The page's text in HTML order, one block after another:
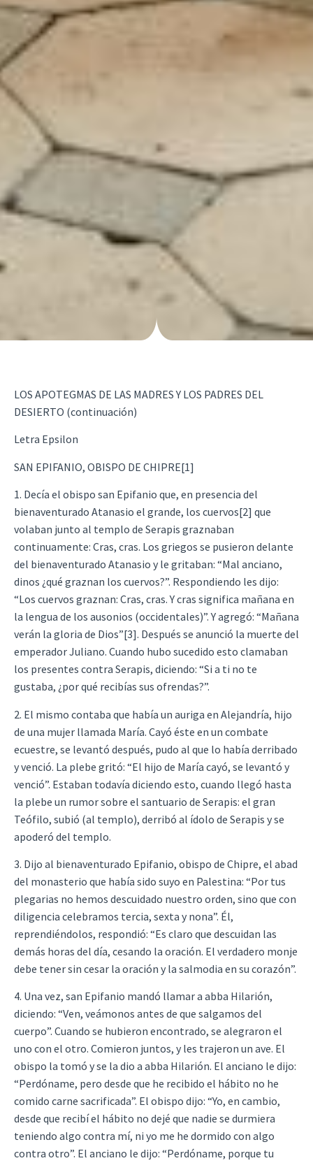
LOS APOTEGMAS DE LAS MADRES Y LOS PADRES DEL
DESIERTO (continuación)
Letra Epsilon
SAN EPIFANIO, OBISPO DE CHIPRE[1]
1. Decía el obispo san Epifanio que, en presencia del
bienaventurado Atanasio el grande, los cuervos[2] que
volaban junto al templo de Serapis graznaban
continuamente: Cras, cras. Los griegos se pusieron delante
del bienaventurado Atanasio y le gritaban: “Mal anciano,
dinos ¿qué graznan los cuervos?”. Respondiendo les dijo:
“Los cuervos graznan: Cras, cras. Y cras significa mañana en
la lengua de los ausonios (occidentales)”. Y agregó: “Mañana
verán la gloria de Dios”[3]. Después se anunció la muerte del
emperador Juliano. Cuando hubo sucedido esto clamaban
los presentes contra Serapis, diciendo: “Si a ti no te
gustaba, ¿por qué recibías sus ofrendas?”.
2. El mismo contaba que había un auriga en Alejandría, hijo
de una mujer llamada María. Cayó éste en un combate
ecuestre, se levantó después, pudo al que lo había derribado
y venció. La plebe gritó: “El hijo de María cayó, se levantó y
venció”. Estaban todavía diciendo esto, cuando llegó hasta
la plebe un rumor sobre el santuario de Serapis: el gran
Teófilo, subió (al templo), derribó al ídolo de Serapis y se
apoderó del templo.
3. Dijo al bienaventurado Epifanio, obispo de Chipre, el abad
del monasterio que había sido suyo en Palestina: “Por tus
plegarias no hemos descuidado nuestro orden, sino que con
diligencia celebramos tercia, sexta y nona”. Él,
reprendiéndolos, respondió: “Es claro que descuidan las
demás horas del día, cesando la oración. El verdadero monje
debe tener sin cesar la oración y la salmodia en su corazón”.
4. Una vez, san Epifanio mandó llamar a abba Hilarión,
diciendo: “Ven, veámonos antes de que salgamos del
cuerpo”. Cuando se hubieron encontrado, se alegraron el
uno con el otro. Comieron juntos, y les trajeron un ave. El
obispo la tomó y se la dio a abba Hilarión. El anciano le dijo:
“Perdóname, pero desde que he recibido el hábito no he
comido carne sacrificada”. El obispo dijo: “Yo, en cambio,
desde que recibí el hábito no dejé que nadie se durmiera
teniendo algo contra mí, ni yo me he dormido con algo
contra otro”. El anciano le dijo: “Perdóname, porque tu